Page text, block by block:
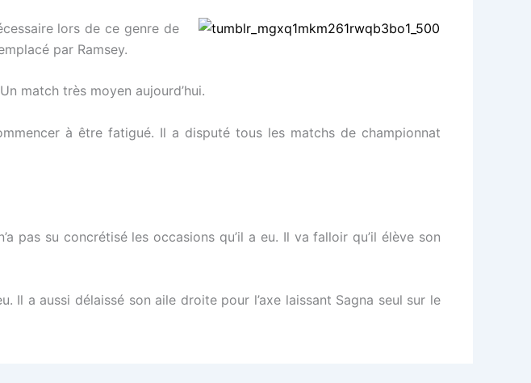
lors de ce genre de
par Ramsey.
match très moyen aujourd’hui.
à être fatigué. Il a disputé tous les matchs de championnat
pas su concrétisé les occasions qu’il a eu. Il va falloir qu’il élève son
a aussi délaissé son aile droite pour l’axe laissant Sagna seul sur le